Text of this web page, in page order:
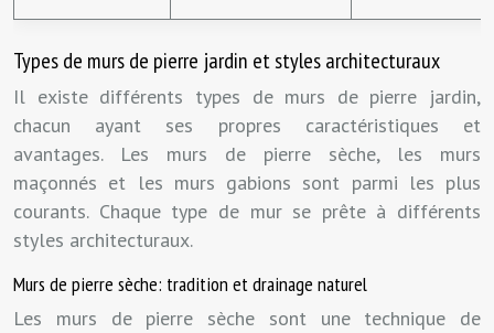
Types de murs de pierre jardin et styles architecturaux
Il existe différents types de murs de pierre jardin,
chacun ayant ses propres caractéristiques et
avantages. Les murs de pierre sèche, les murs
maçonnés et les murs gabions sont parmi les plus
courants. Chaque type de mur se prête à différents
styles architecturaux.
Murs de pierre sèche: tradition et drainage naturel
Les murs de pierre sèche sont une technique de